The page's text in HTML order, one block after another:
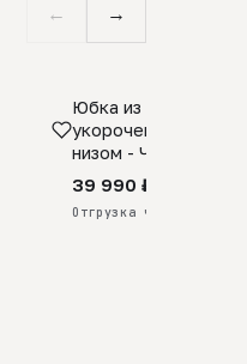
← →
ПРЕДЗАКАЗ
Юбка из
укороченная с
низом - Черный
39 990 ₽
Отгрузка через 25 дней